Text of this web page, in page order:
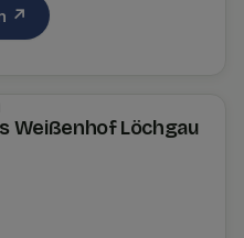
↗
Weißenhof Löchgau